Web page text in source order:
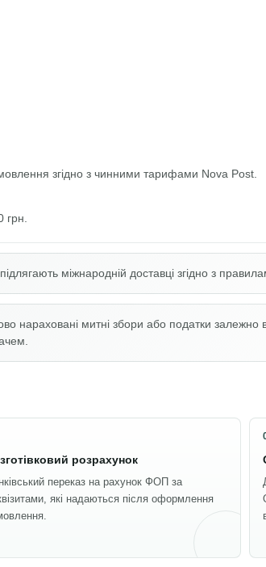
згідно з чинними тарифами Nova Post.
грн.
міжнародній доставці згідно з
нараховані митні збори або податки залежно
розрахунок
переказ на рахунок ФОП за
які надаються після оформлення